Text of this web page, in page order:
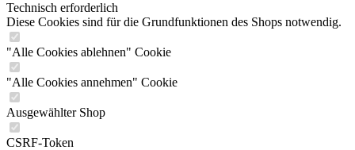
Technisch erforderlich
Diese Cookies sind für die Grundfunktionen des Shops notwendig.
"Alle Cookies ablehnen" Cookie
"Alle Cookies annehmen" Cookie
Ausgewählter Shop
CSRF-Token